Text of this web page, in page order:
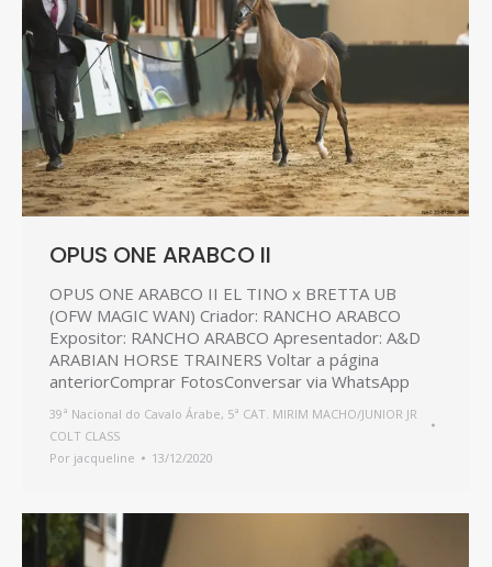
OPUS ONE ARABCO II
OPUS ONE ARABCO II EL TINO x BRETTA UB
(OFW MAGIC WAN) Criador: RANCHO ARABCO
Expositor: RANCHO ARABCO Apresentador: A&D
ARABIAN HORSE TRAINERS Voltar a página
anteriorComprar FotosConversar via WhatsApp
39ª Nacional do Cavalo Árabe, 5ª CAT. MIRIM MACHO/JUNIOR JR
COLT CLASS
Por jacqueline 13/12/2020